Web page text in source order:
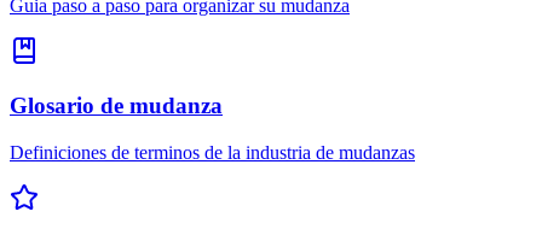
Guia paso a paso para organizar su mudanza
Glosario de mudanza
Definiciones de terminos de la industria de mudanzas